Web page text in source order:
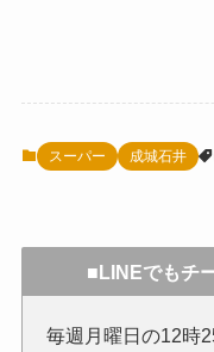
スーパー 成城石井
■LINEでもチ
毎週月曜日の12時